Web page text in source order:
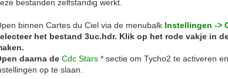
bestanden zelfstandig werkt.
binnen Cartes du Ciel via de menubalk Instellingen ->
het bestand 3uc.hdr. Klik op het rode vakje in
daarna de Cdc Stars * sectie om Tycho2 te activeren
op te slaan.